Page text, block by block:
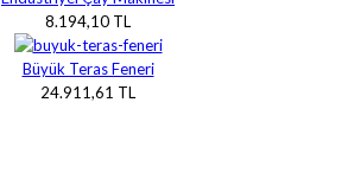
8.194,10 TL
Büyük Teras Feneri
24.911,61 TL